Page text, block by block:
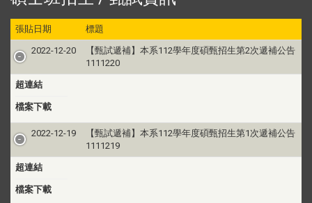
張貼日期 標題
2022-12-20
【甄試遞補】本系112學年度碩甄招生第2次遞補公告
1111220
超連結
檔案下載
2022-12-19
【甄試遞補】本系112學年度碩甄招生第1次遞補公告
1111219
超連結
檔案下載